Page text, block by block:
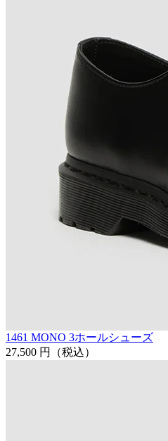
1461 MONO 3ホールシューズ
27,500 円
（税込）